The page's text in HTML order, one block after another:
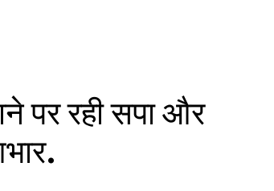
पर रही सपा और